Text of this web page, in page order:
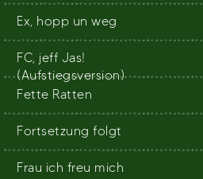
Ex, hopp un weg
FC, jeff Jas!
(Aufstiegsversion)
Fette Ratten
Fortsetzung folgt
Frau ich freu mich